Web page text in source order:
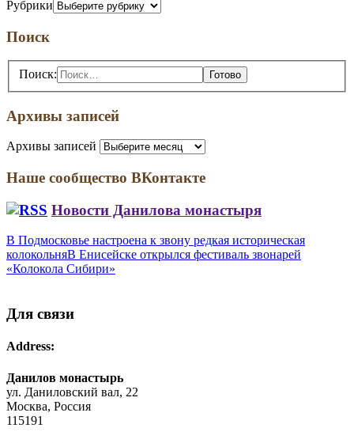
Рубрики
Поиск
Поиск:
Архивы записей
Архивы записей
Наше сообщество ВКонтакте
Новости Данилова монастыря
В Подмосковье настроена к звону редкая историческая
колокольняВ Енисейске открылся фестиваль звонарей
«Колокола Сибири»
Для связи
Address:
Данилов монастырь
ул. Даниловский вал, 22
Москва, Россия
115191